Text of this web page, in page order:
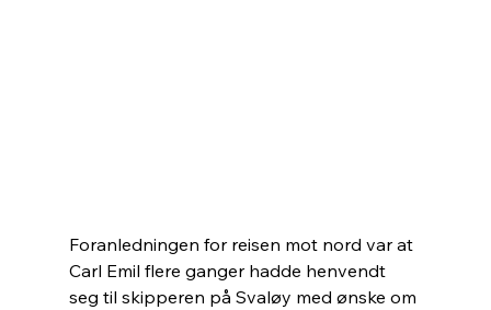
Foranledningen for reisen mot nord var at
Carl Emil flere ganger hadde henvendt
seg til skipperen på Svaløy med ønske om